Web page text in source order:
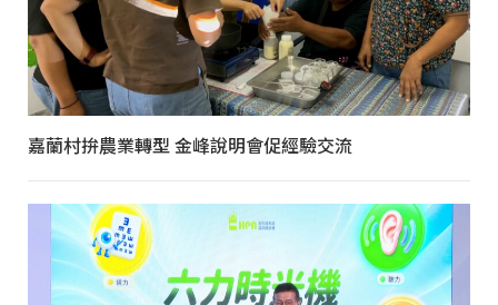
嘉蘭村拚農業轉型 金峰說明會促經驗交流